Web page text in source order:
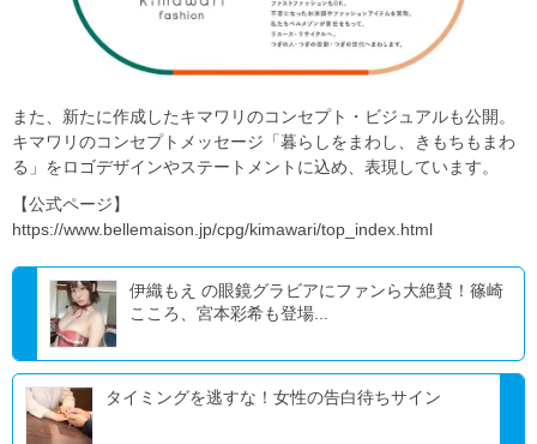
また、新たに作成したキマワリのコンセプト・ビジュアルも公開。
キマワリのコンセプトメッセージ「暮らしをまわし、きもちもまわ
る」をロゴデザインやステートメントに込め、表現しています。
【公式ページ】
https://www.bellemaison.jp/cpg/kimawari/top_index.html
伊織もえ の眼鏡グラビアにファンら大絶賛！篠崎
こころ、宮本彩希も登場...
タイミングを逃すな！女性の告白待ちサイン